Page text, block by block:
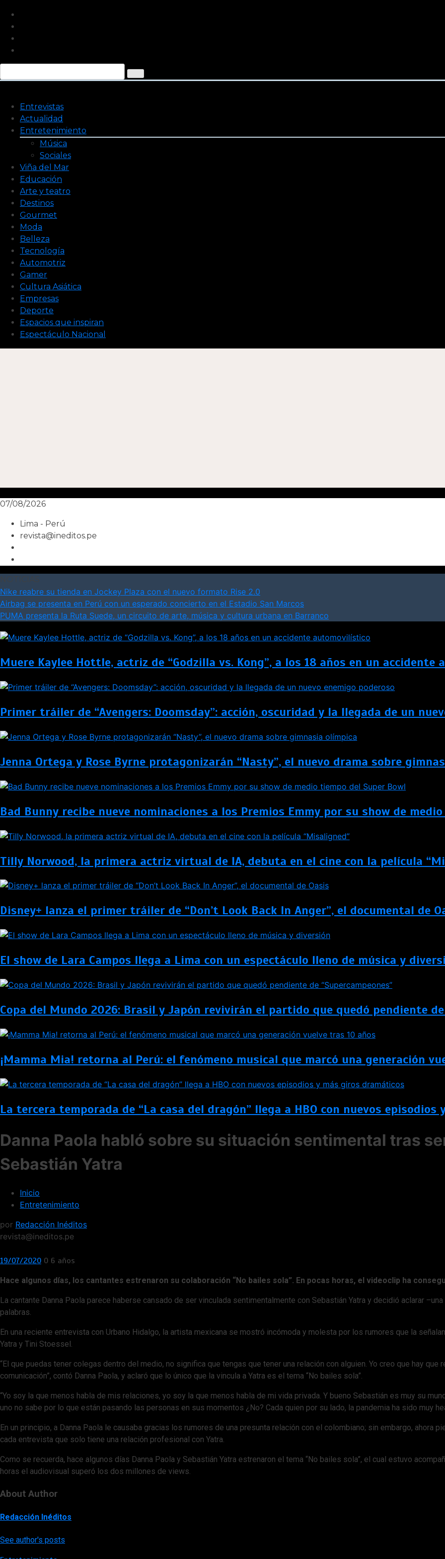
Saltar
contenido
Entrevistas
Actualidad
Entretenimiento
Música
Sociales
Viña del Mar
Educación
Arte y teatro
Destinos
Gourmet
Moda
Belleza
Tecnología
Automotriz
Gamer
Cultura Asiática
Empresas
Deporte
Espacios que inspiran
Espectáculo Nacional
07/08/2026
Lima - Perú
revista@ineditos.pe
Nike reabre su tienda en Jockey Plaza con el nuevo formato Rise 2.0
Airbag se presenta en Perú con un esperado concierto en el Estadio San Marcos
PUMA presenta la Ruta Suede, un circuito de arte, música y cultura urbana en Barranco
Muere Kaylee Hottle, actriz de “Godzilla vs. Kong”, a los 18 años en un
Primer tráiler de “Avengers: Doomsday”: acción, oscuridad y la llegada de un
Jenna Ortega y Rose Byrne protagonizarán “Nasty”, el nuevo drama sobre
Bad Bunny recibe nueve nominaciones a los Premios Emmy por su show de
Tilly Norwood, la primera actriz virtual de IA, debuta en el cine con la película
Disney+ lanza el primer tráiler de “Don’t Look Back In Anger”, el documental de
El show de Lara Campos llega a Lima con un espectáculo lleno de música y
Copa del Mundo 2026: Brasil y Japón revivirán el partido que quedó pendiente de
¡Mamma Mia! retorna al Perú: el fenómeno musical que marcó una generación
La tercera temporada de “La casa del dragón” llega a HBO con nuevos
Danna Paola habló sobre su situación sentimental tras
Sebastián Yatra
Inicio
Entretenimiento
por Redacción Inéditos
revista@ineditos.pe
19/07/2020 0 6 años
Hace algunos días, los cantantes estrenaron su colaboración “No bailes sola”. En pocas horas, el videoclip ha
La cantante Danna Paola parece haberse cansado de ser vinculada sentimentalmente con Sebastián Yatra y decidió aclarar
palabras.
En una reciente entrevista con Urbano Hidalgo, la artista mexicana se mostró incómoda y molesta por los rumores que la
Yatra y Tini Stoessel.
“El que puedas tener colegas dentro del medio, no significa que tengas que tener una relación con alguien. Yo creo que hay
comunicación”, contó Danna Paola, y aclaró que lo único que la vincula a Yatra es el tema “No bailes sola”.
“Yo soy la que menos habla de mis relaciones, yo soy la que menos habla de mi vida privada. Y bueno Sebastián es muy su
uno no sabe por lo que están pasando las personas en sus momentos ¿No? Cada quien por su lado, la pandemia ha sido muy
En un principio, a Danna Paola le causaba gracias los rumores de una presunta relación con el colombiano; sin embargo, ahora
cada entrevista que solo tiene una relación profesional con Yatra.
Como se recuerda, hace algunos días Danna Paola y Sebastián Yatra estrenaron el tema “No bailes sola”, el cual estuvo
horas el audiovisual superó los dos millones de views.
About Author
Redacción Inéditos
See author's posts